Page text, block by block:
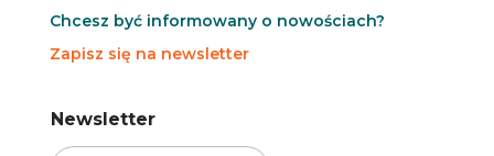
Chcesz być informowany o nowościach?
Zapisz się na newsletter
e
w
e
w
Newsletter